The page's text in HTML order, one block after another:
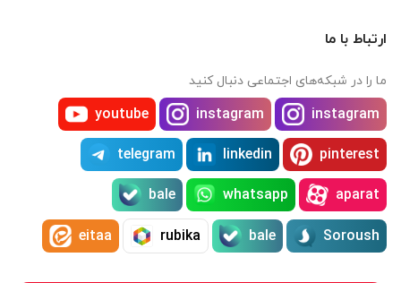
ارتباط با ما
ما را در شبکه‌های اجتماعی دنبال کنید
instagram
instagram
youtube
pinterest
linkedin
telegram
aparat
whatsapp
bale
Soroush
bale
rubika
eitaa